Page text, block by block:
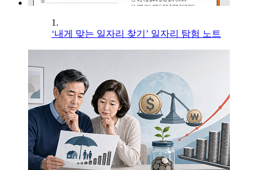
1.
‘내게 맞는 일자리 찾기’ 일자리 탐험 노트